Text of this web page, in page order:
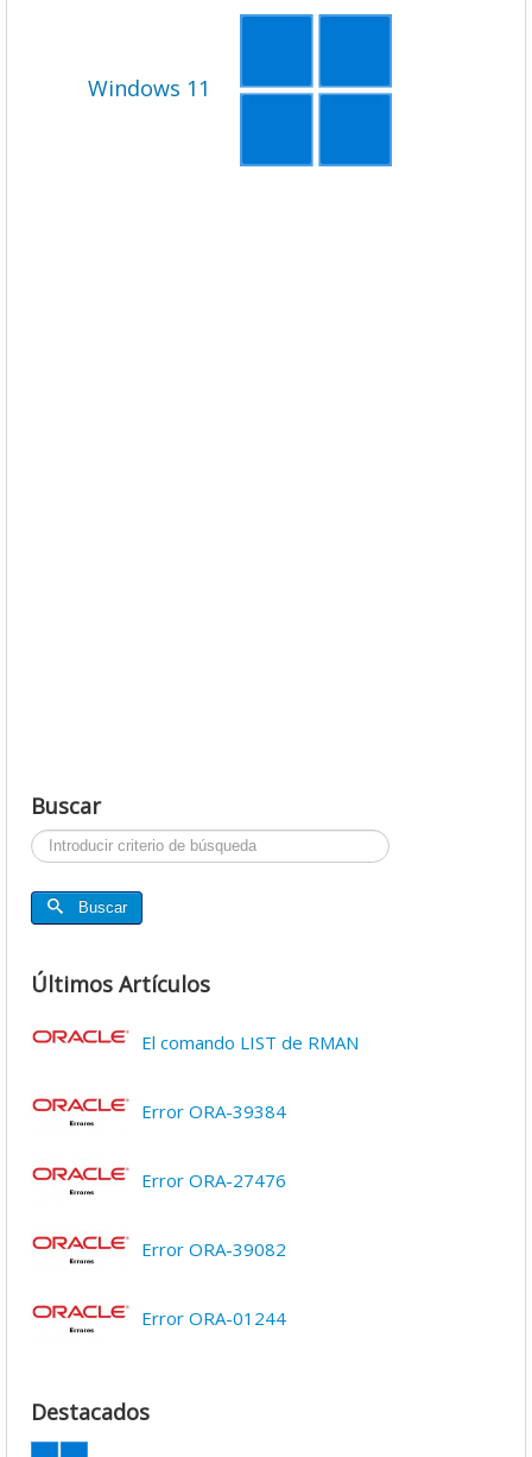
Windows 11
Buscar
Buscar...
Buscar
Últimos Artículos
El comando LIST de RMAN
Error ORA-39384
Error ORA-27476
Error ORA-39082
Error ORA-01244
Destacados